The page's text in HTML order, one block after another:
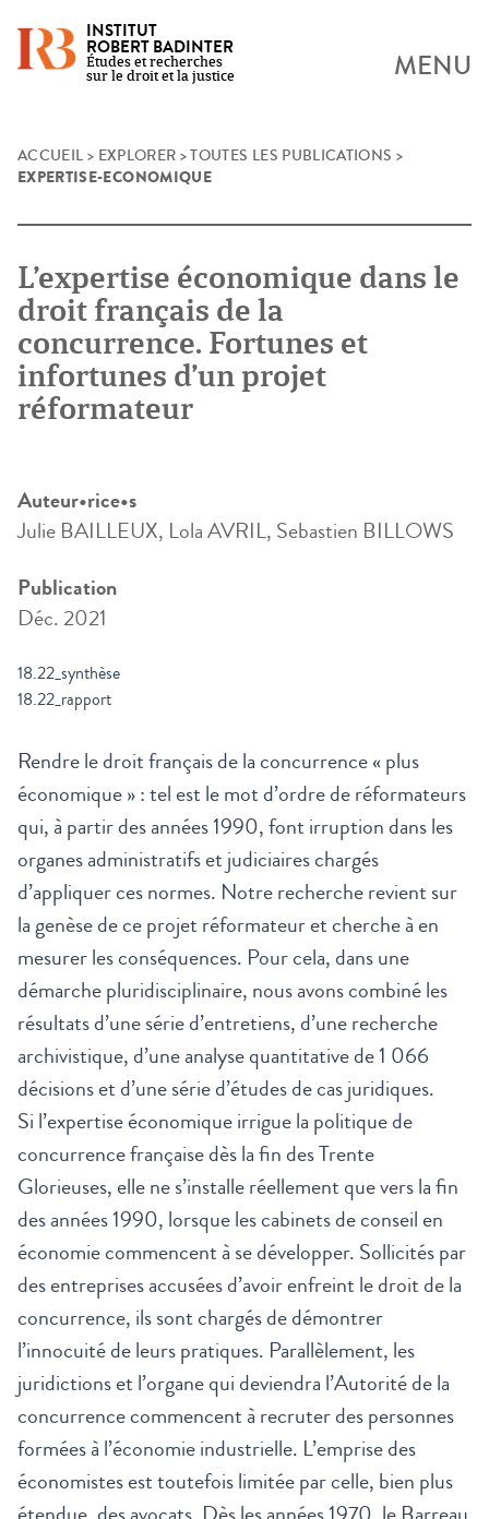
Skip
INSTITUT
ROBERT BADINTER
Études et recherches
sur le droit et la justice
MENU
ACCUEIL > EXPLORER >TOUTES LES PUBLICATIONS >
EXPERTISE-ECONOMIQUE
L’expertise économique dans le
droit français de la
concurrence. Fortunes et
infortunes d’un projet
réformateur
Auteur•rice•s
Julie BAILLEUX, Lola AVRIL, Sebastien BILLOWS
Publication
Déc. 2021
18.22_synthèse
18.22_rapport
Rendre le droit français de la concurrence « plus
économique » : tel est le mot d’ordre de réformateurs
qui, à partir des années 1990, font irruption dans les
organes administratifs et judiciaires chargés
d’appliquer ces normes. Notre recherche revient sur
la genèse de ce projet réformateur et cherche à en
mesurer les conséquences. Pour cela, dans une
démarche pluridisciplinaire, nous avons combiné les
résultats d’une série d’entretiens, d’une recherche
archivistique, d’une analyse quantitative de 1 066
décisions et d’une série d’études de cas juridiques.
Si l’expertise économique irrigue la politique de
concurrence française dès la fin des Trente
Glorieuses, elle ne s’installe réellement que vers la fin
des années 1990, lorsque les cabinets de conseil en
économie commencent à se développer. Sollicités par
des entreprises accusées d’avoir enfreint le droit de la
concurrence, ils sont chargés de démontrer
l’innocuité de leurs pratiques. Parallèlement, les
juridictions et l’organe qui deviendra l’Autorité de la
concurrence commencent à recruter des personnes
formées à l’économie industrielle. L’emprise des
économistes est toutefois limitée par celle, bien plus